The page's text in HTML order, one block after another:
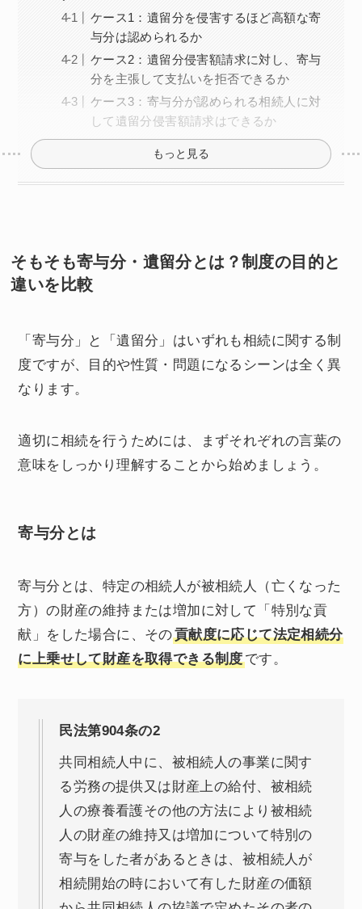
ケース1：遺留分を侵害するほど高額な寄
与分は認められるか
ケース2：遺留分侵害額請求に対し、寄与
分を主張して支払いを拒否できるか
ケース3：寄与分が認められる相続人に対
して遺留分侵害額請求はできるか
もっと見る
そもそも寄与分・遺留分とは？制度の目的と
違いを比較
「寄与分」と「遺留分」はいずれも相続に関する制
度ですが、目的や性質・問題になるシーンは全く異
なります。
適切に相続を行うためには、まずそれぞれの言葉の
意味をしっかり理解することから始めましょう。
寄与分とは
寄与分とは、特定の相続人が被相続人（亡くなった
方）の財産の維持または増加に対して「特別な貢
献」をした場合に、その貢献度に応じて法定相続分
に上乗せして財産を取得できる制度です。
民法第904条の2
共同相続人中に、被相続人の事業に関す
る労務の提供又は財産上の給付、被相続
人の療養看護その他の方法により被相続
人の財産の維持又は増加について特別の
寄与をした者があるときは、被相続人が
相続開始の時において有した財産の価額